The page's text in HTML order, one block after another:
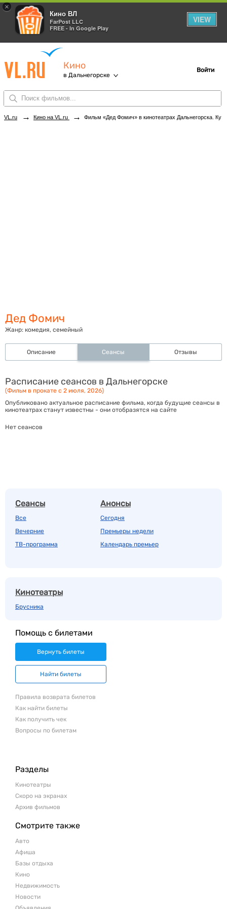
×
Кино ВЛ
FarPost LLC
FREE - In Google Play
VIEW
Кино
в Дальнегорске
Войти
VL.ru → Кино на VL.ru → Фильм «Дед Фомич» в кинотеатрах Дальнегорска. Купить билеты!
Дед Фомич
Жанр: комедия, семейный
Описание Сеансы Отзывы
Расписание сеансов в Дальнегорске
(Фильм в прокате с 2 июля, 2026)
Опубликовано актуальное расписание фильма, когда будущие сеансы в
кинотеатрах станут известны - они отобразятся на сайте
Нет сеансов
Сеансы
Все
Вечерние
ТВ-программа
Анонсы
Сегодня
Премьеры недели
Календарь премьер
Кинотеатры
Брусника
Помощь с билетами
Вернуть билеты
Найти билеты
Правила возврата билетов
Как найти билеты
Как получить чек
Вопросы по билетам
Разделы
Кинотеатры
Скоро на экранах
Архив фильмов
Смотрите также
Авто
Афиша
Базы отдыха
Кино
Недвижимость
Новости